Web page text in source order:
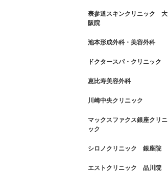
表参道スキンクリニック 大
阪院
池本形成外科・美容外科
ドクタースパ・クリニック
恵比寿美容外科
川崎中央クリニック
マックスファクス銀座クリニ
ック
シロノクリニック 銀座院
エストクリニック 品川院